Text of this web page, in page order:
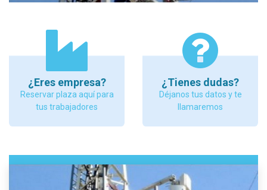
¿Eres empresa?
Reservar plaza aquí para
tus trabajadores
¿Tienes dudas?
Déjanos tus datos y te
llamaremos